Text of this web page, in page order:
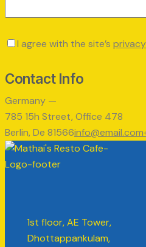
I agree with the site’s
Contact Info
Germany —
785 15h Street, Office 478
Berlin, De 81566info@email.com
1st floor, AE Tower,
Dhottappankulam,